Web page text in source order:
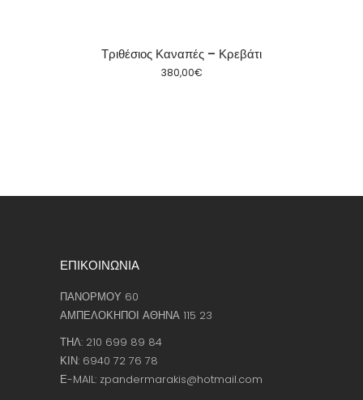
Τριθέσιος Καναπές – Κρεβάτι
380,00€
ΕΠΙΚΟΙΝΩΝΙΑ
ΠΑΝΟΡΜΟΥ 60
ΑΜΠΕΛΟΚΗΠΟΙ ΑΘΗΝΑ 115 23
ΤΗΛ: 210 699 89 84
ΚΙΝ: 6940 72 76 78
Ε-MAIL: zpandermarakis@hotmail.com